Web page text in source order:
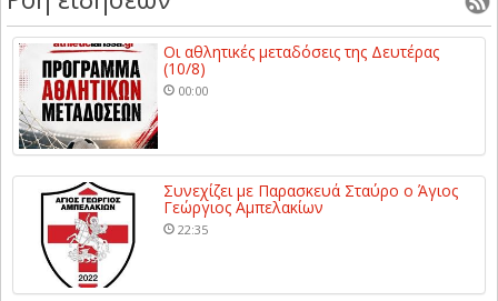
Οι αθλητικές μεταδόσεις της Δευτέρας
(10/8)
00:00
Συνεχίζει με Παρασκευά Σταύρο ο Άγιος
Γεώργιος Αμπελακίων
22:35